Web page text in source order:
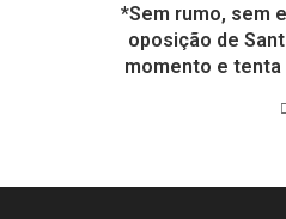
*Sem rumo, sem
oposição de
momento e tenta